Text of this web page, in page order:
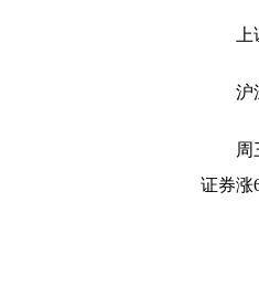
沪
周
证券涨